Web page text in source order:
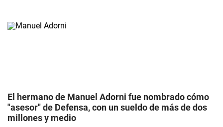
El hermano de Manuel Adorni fue nombrado cómo
"asesor" de Defensa, con un sueldo de más de dos
millones y medio